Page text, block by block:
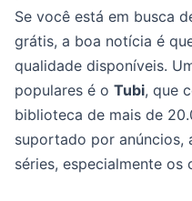
Se você está em busca
grátis, a boa notícia é
qualidade disponíveis.
populares é o Tubi, que
biblioteca de mais de
suportado por anúncios,
séries, especialmente os